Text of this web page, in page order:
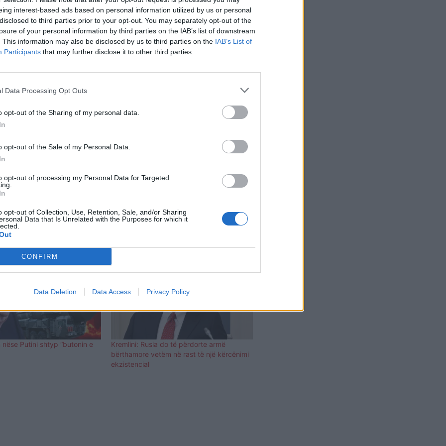
interest-based ads based on personal information utilized by us or personal
to third parties prior to your opt-out. You may separately opt-out of the
of your personal information by third parties on the IAB’s list of downstream
This information may also be disclosed by us to third parties on the IAB’s List of
Participants that may further disclose it to other third parties.
Data Processing Opt Outs
opt-out of the Sharing of my personal data.
opt-out of the Sale of my Personal Data.
opt-out of processing my Personal Data for Targeted
opt-out of Collection, Use, Retention, Sale, and/or Sharing
Data that Is Unrelated with the Purposes for which it
CONFIRM
Data Deletion Data Access Privacy Policy
armë gjithnjë më të sofistikuara të dizajnuara për të
ruse, zyrtarët amerikanë i thanë NBC Neës se
për atë që Putini mund të bëjë – dhe skenarët e
një bombë atomike në Ukrainë.
rus për vendosjen apo edhe përdorimin e
kaluar drejtori i CIA-s, William Burns.
e zhurmës që është dëgjuar nga udhëheqësia ruse, nuk
aktualë dhe ish-zyrtarë që janë të informuar mbi këtë
nuk pranuan të flasin zyrtarisht, duke përmendur
Putini shtyp “butonin e
Kremlini: Rusia do të përdorte armë
bërthamore vetëm në rast të një kërcënimi
ekzistencial